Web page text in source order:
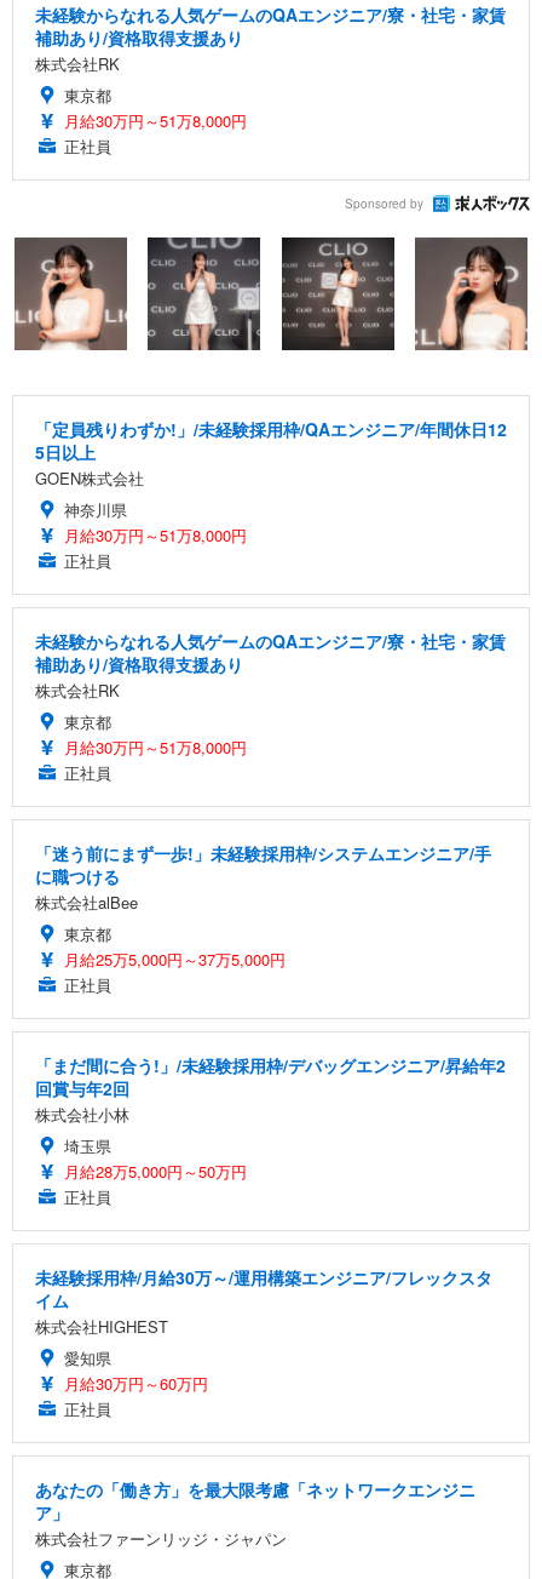
未経験からなれる人気ゲームのQAエンジニア/寮・社宅・家賃
補助あり/資格取得支援あり
株式会社RK
東京都
月給30万円～51万8,000円
正社員
Sponsored by
「定員残りわずか!」/未経験採用枠/QAエンジニア/年間休日12
5日以上
GOEN株式会社
神奈川県
月給30万円～51万8,000円
正社員
未経験からなれる人気ゲームのQAエンジニア/寮・社宅・家賃
補助あり/資格取得支援あり
株式会社RK
東京都
月給30万円～51万8,000円
正社員
「迷う前にまず一歩!」未経験採用枠/システムエンジニア/手
に職つける
株式会社alBee
東京都
月給25万5,000円～37万5,000円
正社員
「まだ間に合う!」/未経験採用枠/デバッグエンジニア/昇給年2
回賞与年2回
株式会社小林
埼玉県
月給28万5,000円～50万円
正社員
未経験採用枠/月給30万～/運用構築エンジニア/フレックスタ
イム
株式会社HIGHEST
愛知県
月給30万円～60万円
正社員
あなたの「働き方」を最大限考慮「ネットワークエンジニ
ア」
株式会社ファーンリッジ・ジャパン
東京都